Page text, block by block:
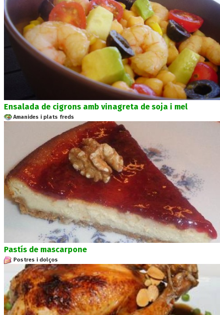
Ensalada de cigrons amb vinagreta de soja i mel
Amanides i plats freds
Pastís de mascarpone
Postres i dolços